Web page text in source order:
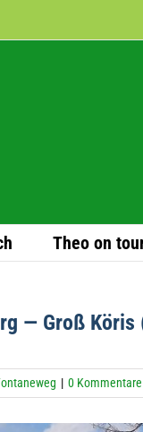
Theo on
— Groß
| 0 Kommentare